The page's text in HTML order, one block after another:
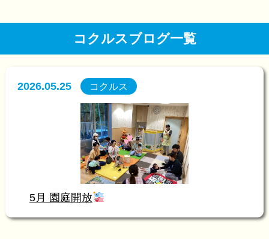
コクルスブログ一覧
2026.05.25 コクルス
5月 園庭開放